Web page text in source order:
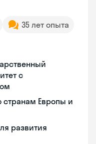
35 лет опыта
с
странам Европы и
развития